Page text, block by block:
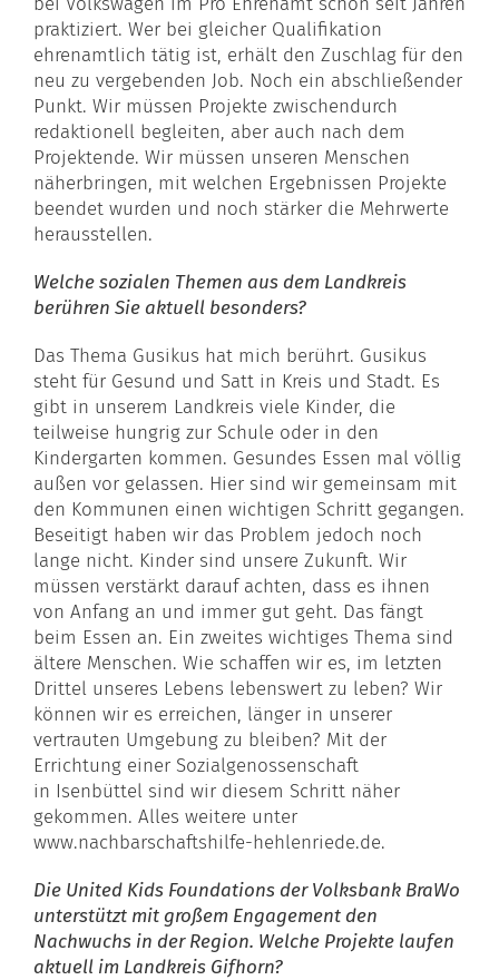
praktiziert. Wer bei gleicher Qualifikation
ehrenamtlich tätig ist, erhält den Zuschlag für den
neu zu vergebenden Job. Noch ein abschließender
Punkt. Wir müssen Projekte zwischendurch
redaktionell begleiten, aber auch nach dem
Projektende. Wir müssen unseren Menschen
näherbringen, mit welchen Ergebnissen Projekte
beendet wurden und noch stärker die Mehrwerte
herausstellen.
Welche sozialen Themen aus dem Landkreis
berühren Sie aktuell besonders?
Das Thema Gusikus hat mich berührt. Gusikus
steht für Gesund und Satt in Kreis und Stadt. Es
gibt in unserem Landkreis viele Kinder, die
teilweise hungrig zur Schule oder in den
Kindergarten kommen. Gesundes Essen mal völlig
außen vor gelassen. Hier sind wir gemeinsam mit
den Kommunen einen wichtigen Schritt gegangen.
Beseitigt haben wir das Problem jedoch noch
lange nicht. Kinder sind unsere Zukunft. Wir
müssen verstärkt darauf achten, dass es ihnen
von Anfang an und immer gut geht. Das fängt
beim Essen an. Ein zweites wichtiges Thema sind
ältere Menschen. Wie schaffen wir es, im letzten
Drittel unseres Lebens lebenswert zu leben? Wir
können wir es erreichen, länger in unserer
vertrauten Umgebung zu bleiben? Mit der
Errichtung einer Sozialgenossenschaft
in Isenbüttel sind wir diesem Schritt näher
gekommen. Alles weitere unter
www.nachbarschaftshilfe-hehlenriede.de.
Die United Kids Foundations der Volksbank BraWo
unterstützt mit großem Engagement den
Nachwuchs in der Region. Welche Projekte laufen
aktuell im Landkreis Gifhorn?